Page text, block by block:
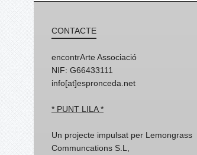
CONTACTE
encontrArte Associació
NIF: G66433111
info[at]espronceda.net
* PUNT LILA *
Un projecte impulsat per Lemongrass
Communcations S.L,